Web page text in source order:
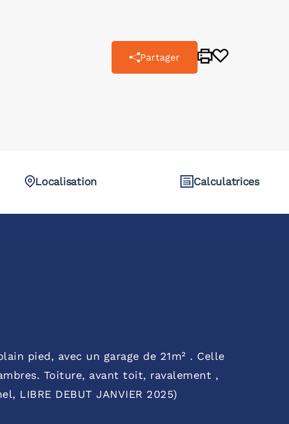
Partager
Localisation Calculatrices
pied, avec un garage de 21m² . Celle
Toiture, avant toit, ravalement ,
LIBRE DEBUT JANVIER 2025)